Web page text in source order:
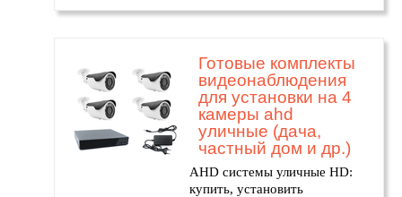
Готовые комплекты
видеонаблюдения
для установки на 4
камеры ahd
уличные (дача,
частный дом и др.)
AHD системы уличные HD:
купить, установить